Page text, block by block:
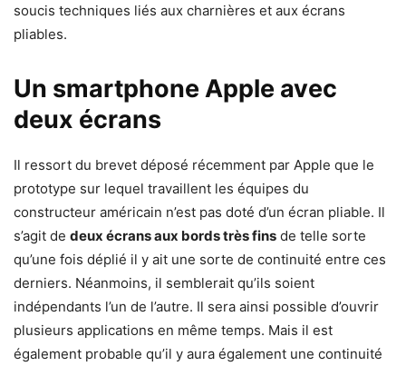
soucis techniques liés aux charnières et aux écrans
pliables.
Un smartphone Apple avec
deux écrans
Il ressort du brevet déposé récemment par Apple que le
prototype sur lequel travaillent les équipes du
constructeur américain n’est pas doté d’un écran pliable. Il
s’agit de deux écrans aux bords très fins de telle sorte
qu’une fois déplié il y ait une sorte de continuité entre ces
derniers. Néanmoins, il semblerait qu’ils soient
indépendants l’un de l’autre. Il sera ainsi possible d’ouvrir
plusieurs applications en même temps. Mais il est
également probable qu’il y aura également une continuité